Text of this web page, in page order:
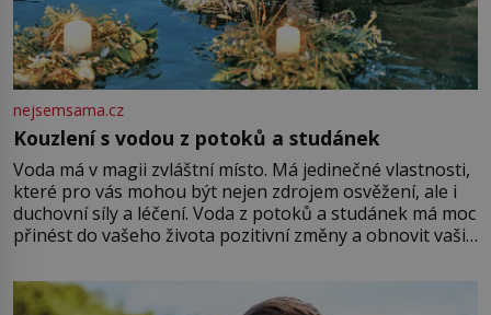
nejsemsama.cz
Kouzlení s vodou z potoků a studánek
Voda má v magii zvláštní místo. Má jedinečné vlastnosti,
které pro vás mohou být nejen zdrojem osvěžení, ale i
duchovní síly a léčení. Voda z potoků a studánek má moc
přinést do vašeho života pozitivní změny a obnovit vaši
můžete obohatit své rituály a přinést do svého života
větší harmonii a klid. Je důležité